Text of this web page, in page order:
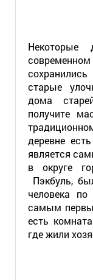
Некоторые
старые
дома
получите
деревне
является
в округе
Пэкбуль,
человека
самым
есть
где жили